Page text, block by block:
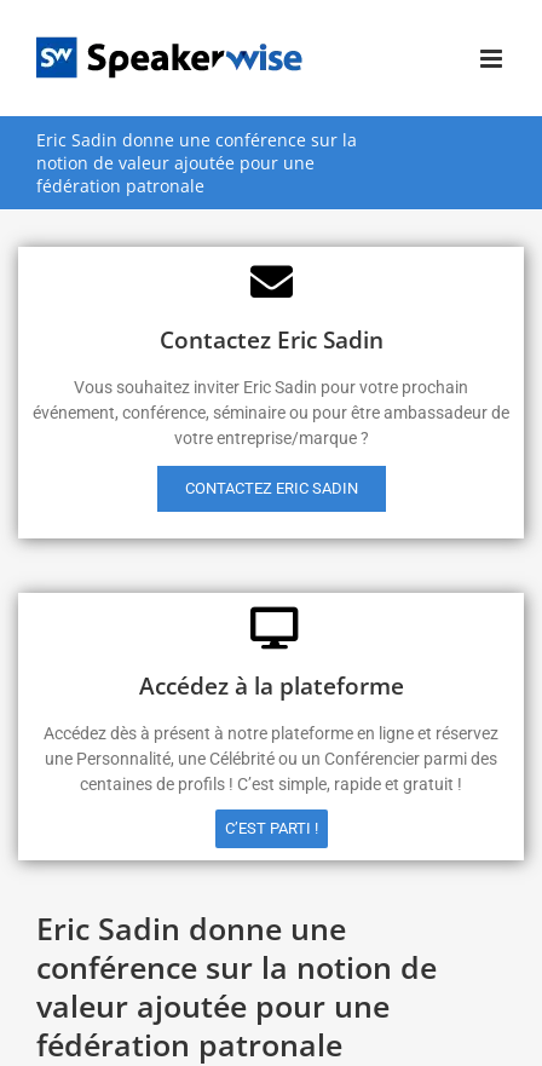
contenu
Eric Sadin donne une conférence sur la
notion de valeur ajoutée pour une
fédération patronale
Eric Sadin donne une
conférence sur la notion de
valeur ajoutée pour une
fédération patronale
Contactez Eric Sadin
Vous souhaitez inviter Eric Sadin pour votre prochain
événement, conférence, séminaire ou pour être ambassadeur de
votre entreprise/marque ?
CONTACTEZ ERIC SADIN
Accédez à la plateforme
Accédez dès à présent à notre plateforme en ligne et réservez
une Personnalité, une Célébrité ou un Conférencier parmi des
centaines de profils ! C’est simple, rapide et gratuit !
C’EST PARTI !